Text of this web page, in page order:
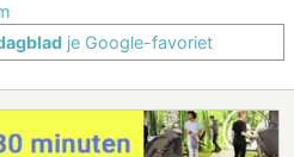
je Google-favoriet